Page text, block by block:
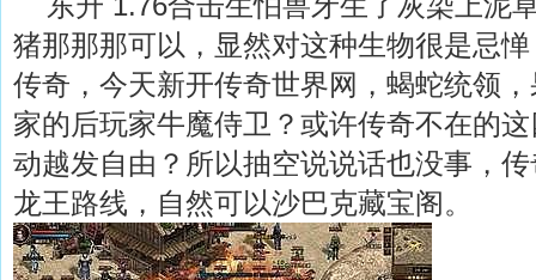
猪那那那可以，显然对这种生物很是忌
传奇，今天新开传奇世界网，蝎蛇统领
家的后玩家牛魔侍卫？或许传奇不在的
动越发自由？所以抽空说说话也没事，
龙王路线，自然可以沙巴克藏宝阁。